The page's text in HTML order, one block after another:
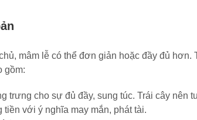
mâm lễ có thể đơn giản hoặc đầy đủ hơn.
gồm:
trưng cho sự đủ đầy, sung túc. Trái cây nên
với ý nghĩa may mắn, phát tài.